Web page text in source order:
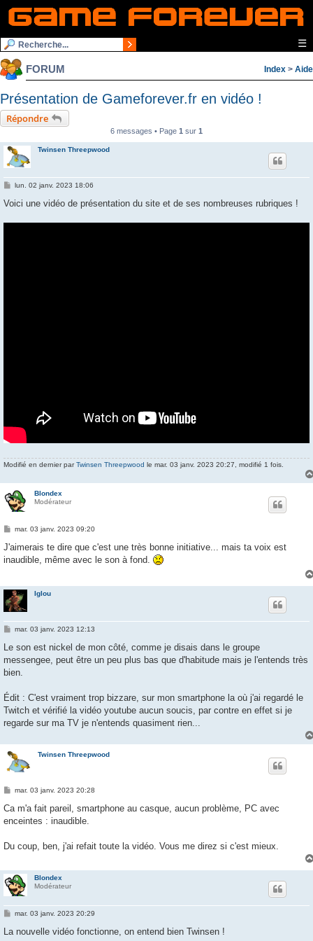
☰
FORUM Index > Aide
Présentation de Gameforever.fr en vidéo !
Répondre
6 messages • Page 1 sur 1
Twinsen Threepwood
M
s
lun. 02 janv. 2023 18:06
Voici une vidéo de présentation du site et de ses nombreuses rubriques !
Modifié en dernier parTwinsen Threepwood le mar. 03 janv. 2023 20:27, modifié 1 fois.
Blondex
Modérateur
M
s
a
mar. 03 janv. 2023 09:20
J'aimerais te dire que c'est une très bonne initiative... mais ta voix est
inaudible, même avec le son à fond.
Iglou
M
s
a
g
mar. 03 janv. 2023 12:13
Le son est nickel de mon côté, comme je disais dans le groupe
messengee, peut être un peu plus bas que d'habitude mais je l'entends très
bien.
Édit : C'est vraiment trop bizzare, sur mon smartphone la où j'ai regardé le
Twitch et vérifié la vidéo youtube aucun soucis, par contre en effet si je
regarde sur ma TV je n'entends quasiment rien...
Twinsen Threepwood
M
s
a
mar. 03 janv. 2023 20:28
Ca m'a fait pareil, smartphone au casque, aucun problème, PC avec
enceintes : inaudible.
Du coup, ben, j'ai refait toute la vidéo. Vous me direz si c'est mieux.
Blondex
Modérateur
M
s
mar. 03 janv. 2023 20:29
La nouvelle vidéo fonctionne, on entend bien Twinsen !